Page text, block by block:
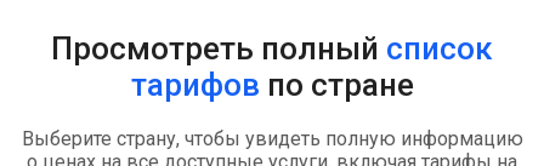
Просмотреть полный список
тарифов по стране
Выберите страну, чтобы увидеть полную информацию